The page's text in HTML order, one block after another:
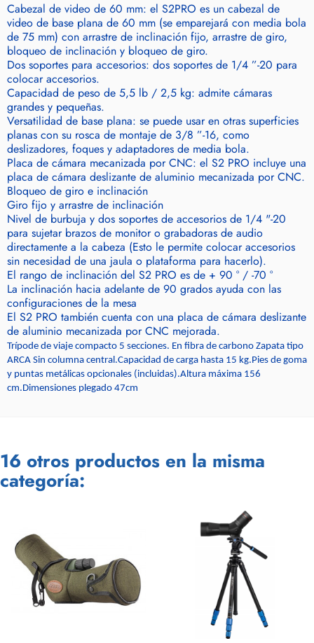
Cabezal de video de 60 mm: el S2PRO es un cabezal de
video de base plana de 60 mm (se emparejará con media bola
de 75 mm) con arrastre de inclinación fijo, arrastre de giro,
bloqueo de inclinación y bloqueo de giro.
Dos soportes para accesorios: dos soportes de 1/4 ”-20 para
colocar accesorios.
Capacidad de peso de 5,5 lb / 2,5 kg: admite cámaras
grandes y pequeñas.
Versatilidad de base plana: se puede usar en otras superficies
planas con su rosca de montaje de 3/8 ”-16, como
deslizadores, foques y adaptadores de media bola.
Placa de cámara mecanizada por CNC: el S2 PRO incluye una
placa de cámara deslizante de aluminio mecanizada por CNC.
Bloqueo de giro e inclinación
Giro fijo y arrastre de inclinación
Nivel de burbuja y dos soportes de accesorios de 1/4 "-20
para sujetar brazos de monitor o grabadoras de audio
directamente a la cabeza (Esto le permite colocar accesorios
sin necesidad de una jaula o plataforma para hacerlo).
El rango de inclinación del S2 PRO es de + 90 ° / -70 °
La inclinación hacia adelante de 90 grados ayuda con las
configuraciones de la mesa
El S2 PRO también cuenta con una placa de cámara deslizante
de aluminio mecanizada por CNC mejorada.
Trípode de viaje compacto 5 secciones. En fibra de carbono Zapata tipo
ARCA Sin columna central.Capacidad de carga hasta 15 kg.Pies de goma
y puntas metálicas opcionales (incluidas).Altura máxima 156
cm.Dimensiones plegado 47cm
16 otros productos en la misma
categoría: